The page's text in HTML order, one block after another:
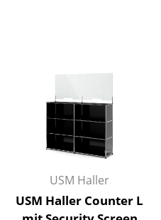
Aufbewahrungsboxen
Decken
Kissen
Teppiche
Vorhänge
... alle Accessoires
USM Haller
USM Haller Counter L